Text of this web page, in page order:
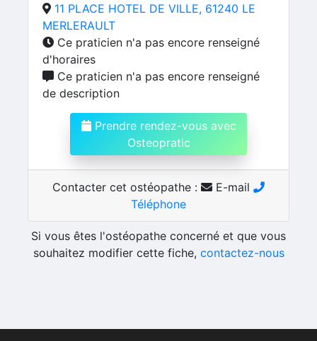
11 PLACE HOTEL DE VILLE, 61240 LE
MERLERAULT
Ce praticien n'a pas encore renseigné
d'horaires
Ce praticien n'a pas encore renseigné
de description
Prendre rendez-vous avec
Osteopratic
Contacter cet ostéopathe :
E-mail
Téléphone
Si vous êtes l'ostéopathe concerné et que vous
souhaitez modifier cette fiche, contactez-nous